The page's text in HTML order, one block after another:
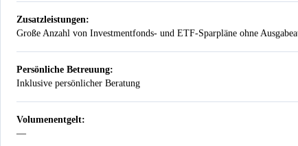
Zusatzleistungen:
Große Anzahl von Investmentfonds- und ETF-Sparpläne ohne
Persönliche Betreuung:
Inklusive persönlicher Beratung
Volumenentgelt:
—